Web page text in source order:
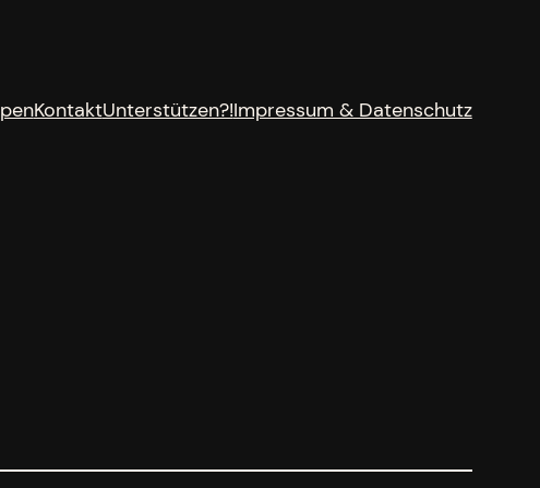
KontaktUnterstützen?!Impressum & Datenschutz